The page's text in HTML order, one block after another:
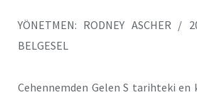
YÖNETMEN: RODNEY ASCHER
BELGESEL
Cehennemden Gelen S tarihteki